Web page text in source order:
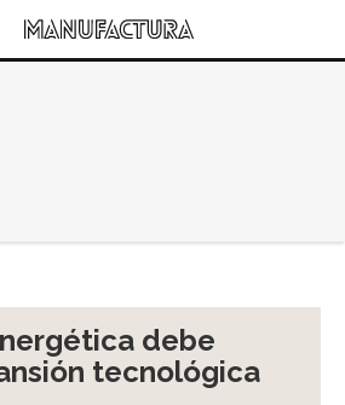
debe
tecnológica